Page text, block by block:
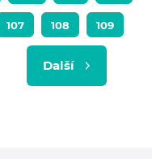
107 108 109
Další